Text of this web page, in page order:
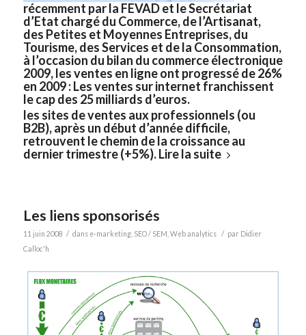
récemment par la FEVAD et le Secrétariat
d’Etat chargé du Commerce, de l’Artisanat,
des Petites et Moyennes Entreprises, du
Tourisme, des Services et de la Consommation,
à l’occasion du bilan du commerce électronique
2009, les ventes en ligne ont progressé de 26%
en 2009 :Les ventes sur internet franchissent
le cap des 25 milliards d’euros.
les sites de ventes aux professionnels (ou
B2B), après un début d’année difficile,
retrouvent le chemin de la croissance au
dernier trimestre (+5%).Lire la suite
Les liens sponsorisés
11 juin 2008 / dans e-marketing, SEO / SEM Web analytics / par Didier
Calloc'h